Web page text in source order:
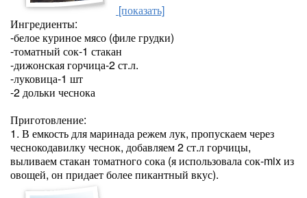
[показать]
Ингредиенты:
-белое куриное мясо (филе грудки)
-томатный сок-1 стакан
-дижонская горчица-2 ст.л.
-луковица-1 шт
-2 дольки чеснока
Приготовление:
1. В емкость для маринада режем лук, пропускаем через
чеснокодавилку чеснок, добавляем 2 ст.л горчицы,
выливаем стакан томатного сока (я использовала сок-mix из
овощей, он придает более пикантный вкус).